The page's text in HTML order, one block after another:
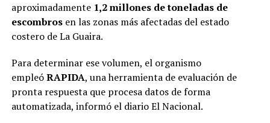
aproximadamente 1,2 millones de toneladas de
escombrosen las zonas más afectadas del estado
costero de La Guaira.
Para determinar ese volumen, el organismo
empleóRAPIDA, una herramienta de evaluación de
pronta respuesta que procesa datos de forma
automatizada, informó el diario El Nacional.